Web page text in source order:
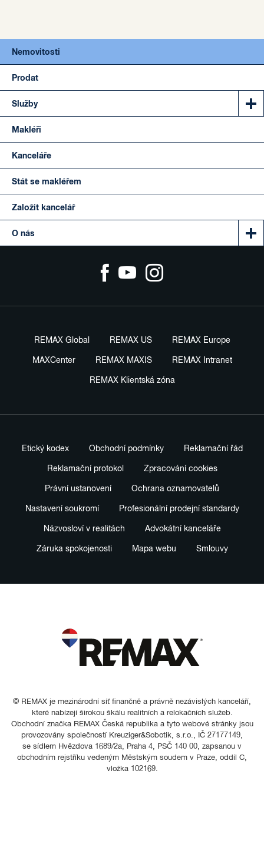
Nemovitosti
Prodat
Služby
Makléři
Kanceláře
Stát se makléřem
Založit kancelář
O nás
REMAX Global REMAX US REMAX Europe
MAXCenter REMAX MAXIS REMAX Intranet
REMAX Klientská zóna
Etický kodex Obchodní podmínky Reklamační řád
Reklamační protokol Zpracování cookies
Právní ustanovení Ochrana oznamovatelů
Nastavení soukromí Profesionální prodejní standardy
Názvosloví v realitách Advokátní kanceláře
Záruka spokojenosti Mapa webu Smlouvy
© REMAX je mezinárodní síť finančně a právně nezávislých kanceláří,
které nabízejí širokou škálu realitních a relokačních služeb.
Obchodní značka REMAX Česká republika a tyto webové stránky jsou
provozovány společností Kreuziger&Sobotik, s.r.o., IČ 27177149,
se sídlem Hvězdova 1689/2a, Praha 4, PSČ 140 00, zapsanou v
obchodním rejstříku vedeným Městským soudem v Praze, oddíl C,
vložka 102169.